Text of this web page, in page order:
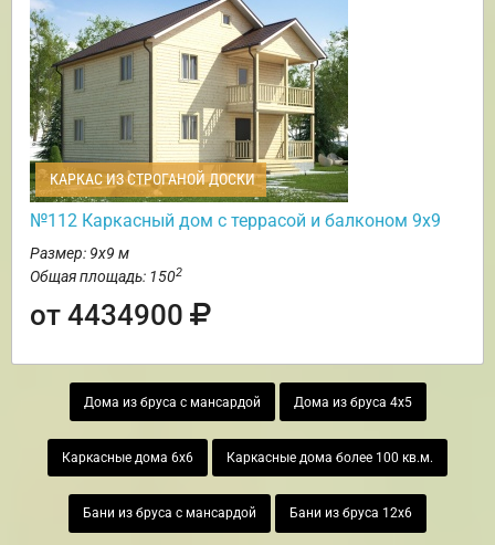
КАРКАС ИЗ СТРОГАНОЙ ДОСКИ
№112 Каркасный дом с террасой и балконом 9х9
Размер: 9х9 м
Общая площадь: 1502
от 4434900
Дома из бруса с мансардой Дома из бруса 4х5
Каркасные дома 6х6 Каркасные дома более 100 кв.м.
Бани из бруса с мансардой Бани из бруса 12х6